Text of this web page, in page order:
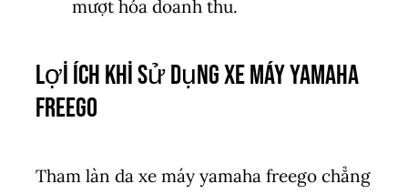
mượt hóa doanh thu.
Lợi Ích Khi Sử Dụng xe máy yamaha
freego
Tham làn da xe máy yamaha freego chẳng